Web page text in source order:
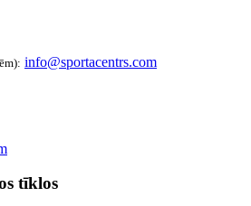
info@sportacentrs.com
tīklos